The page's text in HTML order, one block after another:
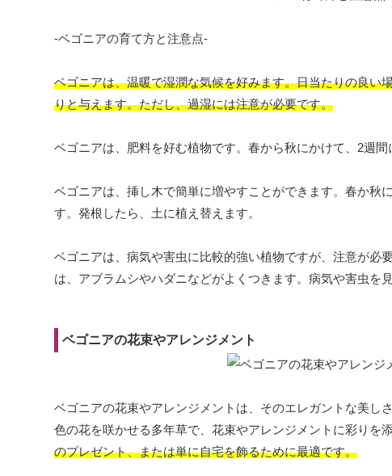
-ベゴニアの育て方と注意点-
ベゴニアは、温暖で湿潤な気候を好みます。日当たりの良い
りと与えます。ただし、過湿には注意が必要です。
ベゴニアは、肥料を好む植物です。春から秋にかけて、2週
ベゴニアは、挿し木で簡単に増やすことができます。春か秋
す。発根したら、土に植え替えます。
ベゴニアは、病気や害虫に比較的強い植物ですが、注意が必
は、アブラムシやハダニなどがよくつきます。病気や害虫を
ベゴニアの花束やアレンジメント
ベゴニアの花束やアレンジメントは、そのエレガントな美し
色の花を咲かせる多年草で、花束やアレンジメントに彩りを添
のプレゼント、または単に自宅を飾るために最適です。